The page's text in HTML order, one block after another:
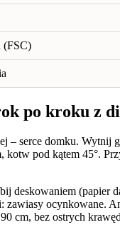
(FSC)
po kroku z
– serce domku. Wytnij
kotw pod kątem 45°.
deskowaniem
ocynkowane.
cm, bez ostrych